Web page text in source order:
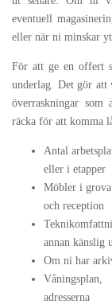
eventuell
eller när ni minskar
För att ge en offert
underlag. Det gör att
överraskningar
räcka för att komma
Antal
eller i etapper
Möbler i
och reception
annan känslig
Om ni har
adresserna